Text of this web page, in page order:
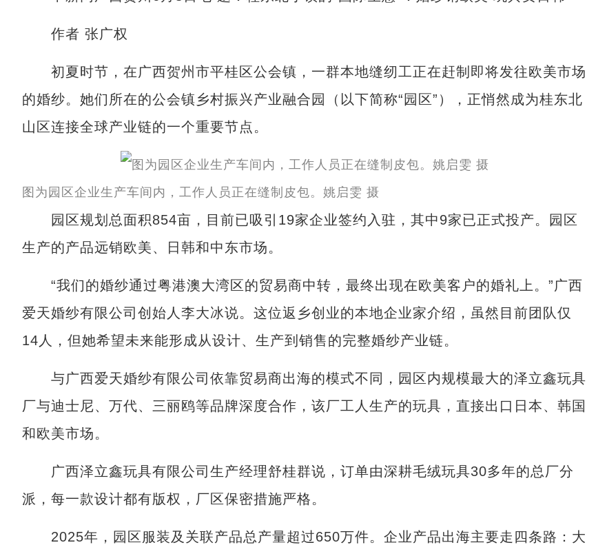
作者 张广权
初夏时节，在广西贺州市平桂区公会镇，一群本地缝纫工正在赶制即将发往欧美市场
的婚纱。她们所在的公会镇乡村振兴产业融合园（以下简称“园区”），正悄然成为桂东北
山区连接全球产业链的一个重要节点。
图为园区企业生产车间内，工作人员正在缝制皮包。姚启雯 摄
园区规划总面积854亩，目前已吸引19家企业签约入驻，其中9家已正式投产。园区
生产的产品远销欧美、日韩和中东市场。
“我们的婚纱通过粤港澳大湾区的贸易商中转，最终出现在欧美客户的婚礼上。”广西
爱天婚纱有限公司创始人李大冰说。这位返乡创业的本地企业家介绍，虽然目前团队仅
14人，但她希望未来能形成从设计、生产到销售的完整婚纱产业链。
与广西爱天婚纱有限公司依靠贸易商出海的模式不同，园区内规模最大的泽立鑫玩具
厂与迪士尼、万代、三丽鸥等品牌深度合作，该厂工人生产的玩具，直接出口日本、韩国
和欧美市场。
广西泽立鑫玩具有限公司生产经理舒桂群说，订单由深耕毛绒玩具30多年的总厂分
派，每一款设计都有版权，厂区保密措施严格。
2025年，园区服装及关联产品总产量超过650万件。企业产品出海主要走四条路：大